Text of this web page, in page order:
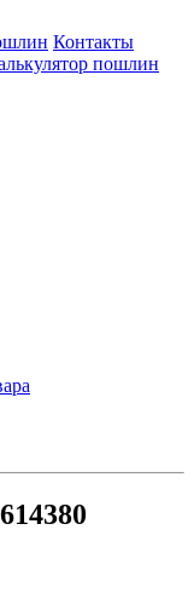
Контакты
пошлин